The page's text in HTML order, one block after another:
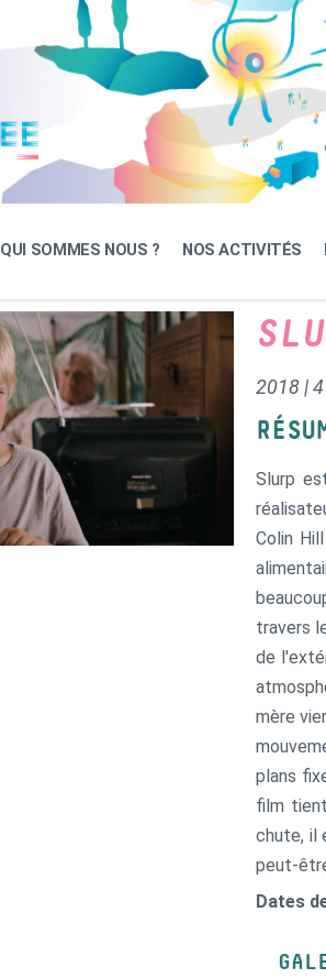
QUI SOMMES NOUS ? NOS ACTIVITÉS
2018 |
Slurp
Colin
travers
de
mère
plans
film
chute, il
peut-
Dates